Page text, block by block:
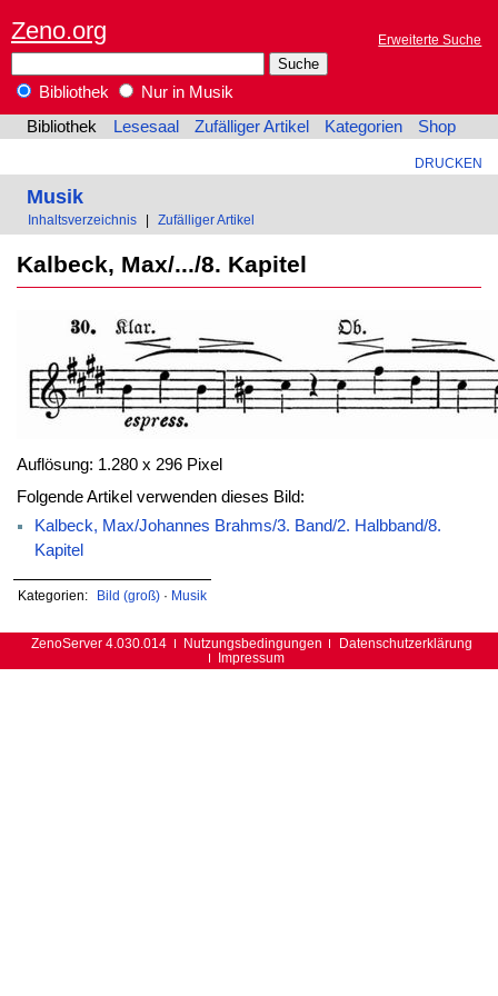
Zeno.org Erweiterte Suche
Bibliothek
Nur in Musik
Bibliothek
Lesesaal Zufälliger Artikel Kategorien Shop
DRUCKEN
Musik
Inhaltsverzeichnis Zufälliger Artikel
Kalbeck, Max/.../8. Kapitel
Auflösung: 1.280 x 296 Pixel
Folgende Artikel verwenden dieses Bild:
Kalbeck, Max/Johannes Brahms/3. Band/2. Halbband/8.
Kapitel
Kategorien: Bild (groß)· Musik
ZenoServer 4.030.014 Nutzungsbedingungen
Datenschutzerklärung
Impressum